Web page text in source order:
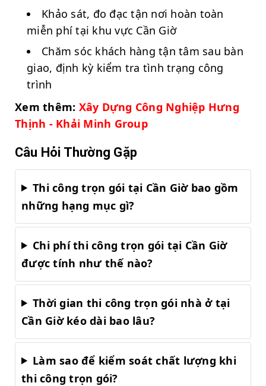
Khảo sát, đo đạc tận nơi hoàn toàn
miễn phí tại khu vực Cần Giờ
Chăm sóc khách hàng tận tâm sau bàn
giao, định kỳ kiểm tra tình trạng công
trình
Xem thêm: Xây Dựng Công Nghiệp Hưng
Thịnh - Khải Minh Group
Câu Hỏi Thường Gặp
Thi công trọn gói tại Cần Giờ bao gồm
những hạng mục gì?
Chi phí thi công trọn gói tại Cần Giờ
được tính như thế nào?
Thời gian thi công trọn gói nhà ở tại
Cần Giờ kéo dài bao lâu?
Làm sao để kiểm soát chất lượng khi
thi công trọn gói?